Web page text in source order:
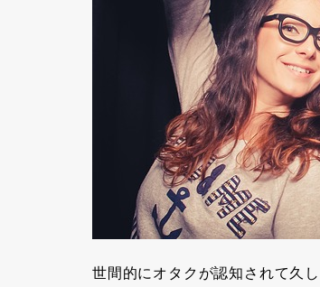
世間的にオタクが認知されて久